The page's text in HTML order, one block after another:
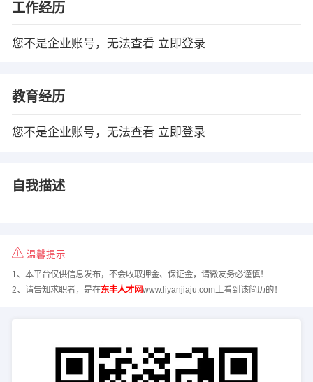
工作经历
您不是企业账号，无法查看 立即登录
教育经历
您不是企业账号，无法查看 立即登录
自我描述
温馨提示
1、本平台仅供信息发布，不会收取押金、保证金，请微友务必谨慎！
2、请告知求职者，是在东丰人才网www.liyanjiaju.com上看到该简历的！